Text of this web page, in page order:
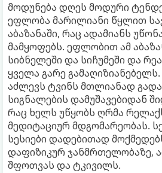
მოდუნება დღეს მოდური
ეფლობა მარილიანი წყლით
აბაზანაში, რაც ადამიანს
მამყოფებს. ეფლობით ამ
სიბნელეში და სიჩუმეში და
ყველა გარე
აძლევს ტვინს მთლიანად
სიგნალების დამუშავებიდან
რაც ხელს უწყობს ღრმა
მედიტაციურ მდგომარეობას.
სესიები დადებითად
დაფიზიკურ ჯანმრთელობაზე,
შფოთვას და ტკივილს.